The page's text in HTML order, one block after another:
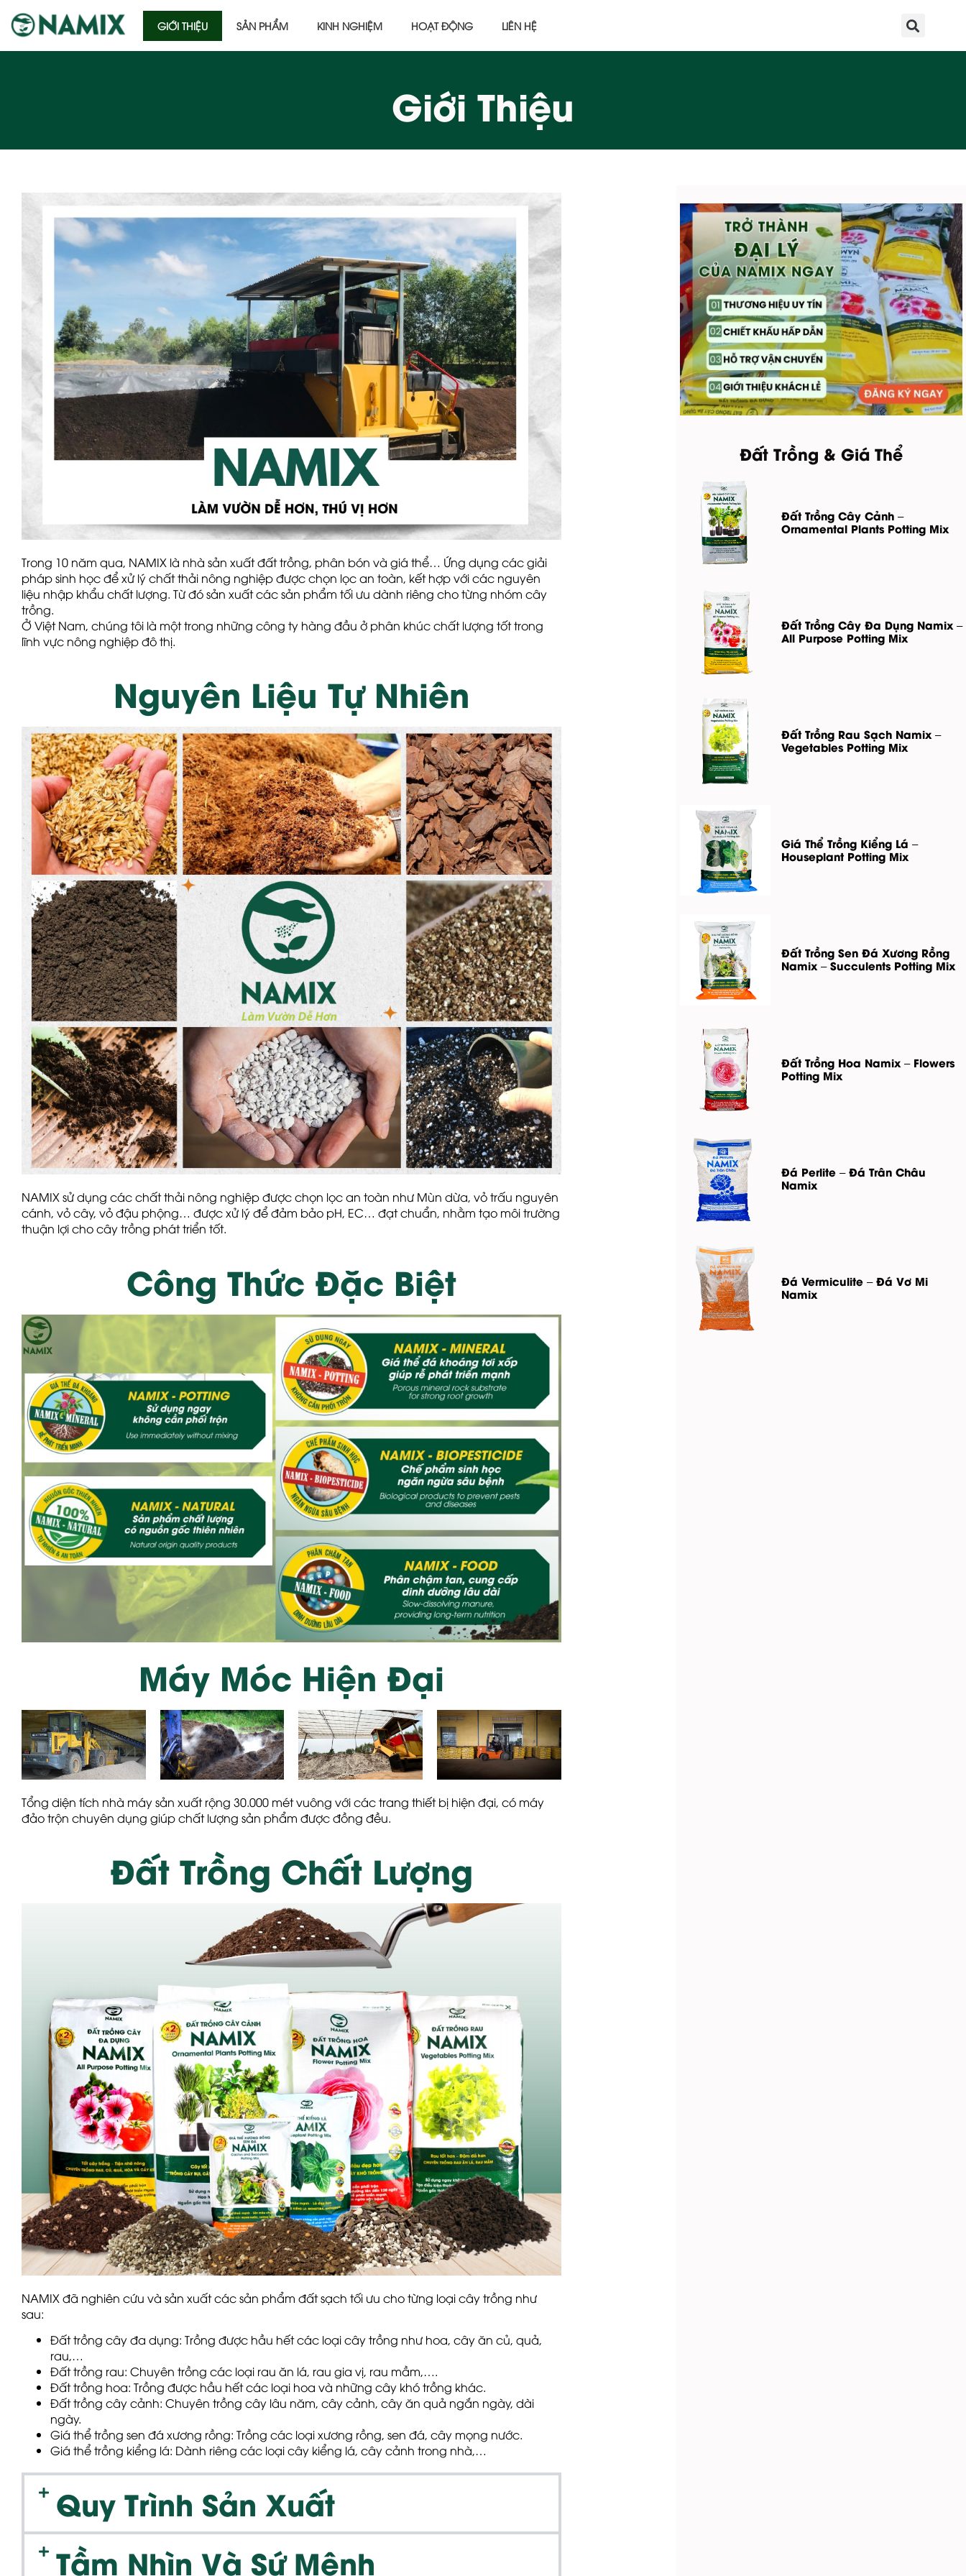
GIỚI THIỆU SẢN PHẨM KINH NGHIỆM HOẠT ĐỘNG LIÊN HỆ
Giới Thiệu
Trong 10 năm qua, NAMIX là nhà sản xuất đất trồng, phân bón và giá thể… Ứng dụng các giải
pháp sinh học để xử lý chất thải nông nghiệp được chọn lọc an toàn, kết hợp với các nguyên
liệu nhập khẩu chất lượng. Từ đó sản xuất các sản phẩm tối ưu dành riêng cho từng nhóm cây
trồng.
Ở Việt Nam, chúng tôi là một trong những công ty hàng đầu ở phân khúc chất lượng tốt trong
lĩnh vực nông nghiệp đô thị.
Nguyên Liệu Tự Nhiên
NAMIX sử dụng cácchất thải nông nghiệpđược chọn lọc an toàn như Mùn dừa, vỏ trấu nguyên
cánh, vỏ cây, vỏ đậu phộng… được xử lý để đảm bảo pH, EC… đạt chuẩn, nhằm tạo môi trường
thuận lợi cho cây trồng phát triển tốt.
Công Thức Đặc Biệt
Máy Móc Hiện Đại
Tổng diện tích nhà máy sản xuất rộng 30.000 mét vuông với các trang thiết bị hiện đại, có máy
đảo trộn chuyên dụng giúp chất lượng sản phẩm được đồng đều.
Đất Trồng Chất Lượng
NAMIX đã nghiên cứu và sản xuất các sản phẩm đất sạch tối ưu cho từng loại cây trồng như
sau:
Đất trồng cây đa dụng: Trồng được hầu hết các loại cây trồng như hoa, cây ăn củ, quả,
rau,…
Đất trồng rau: Chuyên trồng các loại rau ăn lá, rau gia vị, rau mầm,….
Đất trồng hoa: Trồng được hầu hết các loại hoa và những cây khó trồng khác.
Đất trồng cây cảnh: Chuyên trồng cây lâu năm, cây cảnh, cây ăn quả ngắn ngày, dài
ngày.
Giá thể trồng sen đá xương rồng: Trồng các loại xương rồng, sen đá, cây mọng nước.
Giá thể trồng kiểng lá: Dành riêng các loại cây kiểng lá, cây cảnh trong nhà,…
Quy Trình Sản Xuất
Tầm Nhìn Và Sứ Mệnh
Đất Trồng & Giá Thể
Đất Trồng Cây Cảnh –
Ornamental Plants Potting Mix
Đất Trồng Cây Đa Dụng Namix –
All Purpose Potting Mix
Đất Trồng Rau Sạch Namix –
Vegetables Potting Mix
Giá Thể Trồng Kiểng Lá –
Houseplant Potting Mix
Đất Trồng Sen Đá Xương Rồng
Namix – Succulents Potting Mix
Đất Trồng Hoa Namix – Flowers
Potting Mix
Đá Perlite – Đá Trân Châu
Namix
Đá Vermiculite – Đá Vơ Mi
Namix